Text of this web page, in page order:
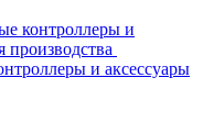
контроллеры и
производства
и аксессуары